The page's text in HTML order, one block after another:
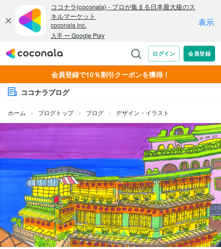
会員登録で10％割引クーポンを獲得！
ココナラブログ
ホーム ブログトップ ブログ デザイン・イラスト